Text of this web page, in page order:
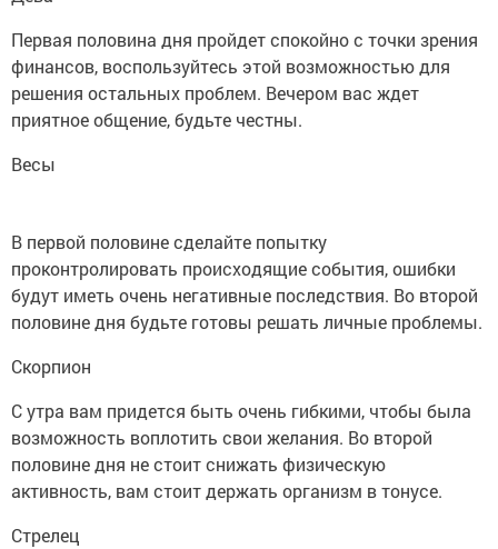
Первая половина дня пройдет спокойно с точки зрения
финансов, воспользуйтесь этой возможностью для
решения остальных проблем. Вечером вас ждет
приятное общение, будьте честны.
Весы
В первой половине сделайте попытку
проконтролировать происходящие события, ошибки
будут иметь очень негативные последствия. Во второй
половине дня будьте готовы решать личные проблемы.
Скорпион
С утра вам придется быть очень гибкими, чтобы была
возможность воплотить свои желания. Во второй
половине дня не стоит снижать физическую
активность, вам стоит держать организм в тонусе.
Стрелец